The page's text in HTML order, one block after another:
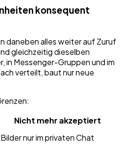
konsequent
daneben alles weiter auf Zuruf
gleichzeitig dieselben
in Messenger-Gruppen und im
verteilt, baut nur neue
Nicht mehr akzeptiert
Bilder nur im privaten Chat